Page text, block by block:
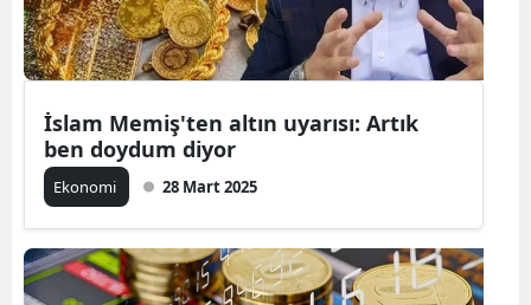
İslam Memiş'ten altın uyarısı: Artık
ben doydum diyor
Ekonomi 28 Mart 2025